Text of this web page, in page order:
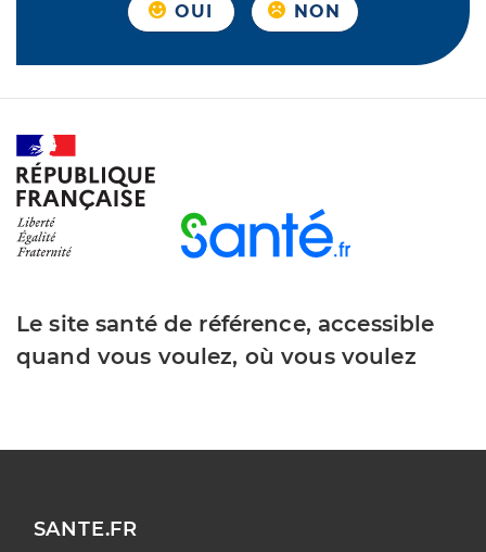
OUI NON
Le site santé de référence, accessible
quand vous voulez, où vous voulez
SANTE.FR